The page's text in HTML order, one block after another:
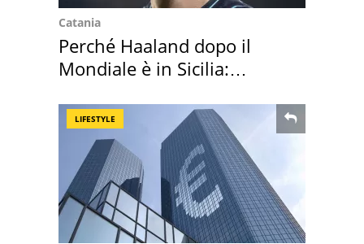
Catania
Perché Haaland dopo il
Mondiale è in Sicilia:
LIFESTYLE